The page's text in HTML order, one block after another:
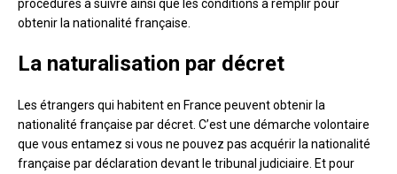
procédures à suivre ainsi que les conditions à remplir pour
obtenir la nationalité française.
La naturalisation par décret
Les étrangers qui habitent en France peuvent obtenir la
nationalité française par décret. C’est une démarche volontaire
que vous entamez si vous ne pouvez pas acquérir la nationalité
française par déclaration devant le tribunal judiciaire. Et pour